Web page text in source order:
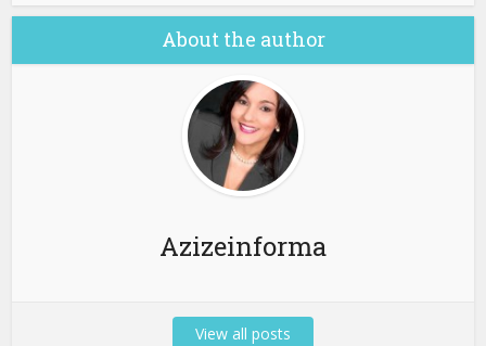
About the author
Azizeinforma
View all posts